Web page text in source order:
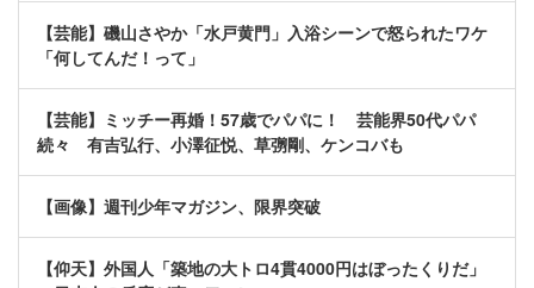
【芸能】磯山さやか「水戸黄門」入浴シーンで怒られたワケ
「何してんだ！って」
【芸能】ミッチー再婚！57歳でパパに！ 芸能界50代パパ
続々 有吉弘行、小澤征悦、草彅剛、ケンコバも
【画像】週刊少年マガジン、限界突破
【仰天】外国人「築地の大トロ4貫4000円はぼったくりだ」